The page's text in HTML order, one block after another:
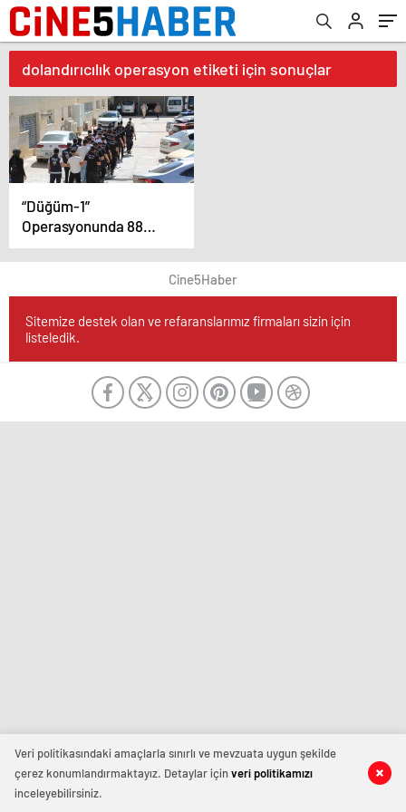
dolandırıcılık operasyon etiketi için sonuçlar
“Düğüm-1”
Operasyonunda 88
Şüpheli Gözaltında
Cine5Haber
Sitemize destek olan ve refaranslarımız firmaları sizin için
listeledik.
Veri politikasındaki amaçlarla sınırlı ve mevzuata uygun şekilde
çerez konumlandırmaktayız. Detaylar içinveri politikamızı
inceleyebilirsiniz.